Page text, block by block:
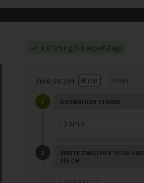
Lieferung 5-8 Arbeitstage
Ziele setzen: cm mm
AUSWÄHLEN STÄRKE
BREITE ZWISCHEN 10 CM UND
305 CM